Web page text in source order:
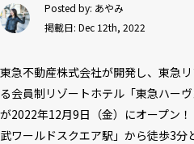
Posted by: あやみ
掲載日: Dec 12th, 2022
東急不動産株式会社が開発し、東急
る会員制リゾートホテル「東急ハー
が2022年12月9日（金）にオープン
武ワールドスクエア駅」から徒歩3分